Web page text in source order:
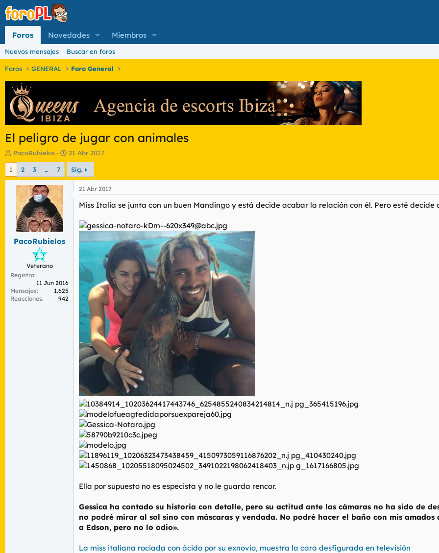
Foros Novedades Miembros
Nuevos mensajes Buscar en foros
Foros GENERAL Foro General
El peligro de jugar con animales
I
n
c
o
d
e
m
PacoRubielos
F
e
c
h
d
21 Abr 2017
1 2 3 … 7 Sig.
PacoRubielos
Veterano
Registro
11 Jun 2016
Mensajes
1.625
Reacciones
942
21 Abr 2017
Miss Italia se junta con un buen Mandingo y está decide acabar la relación con él. Pero esté decide
Ella por supuesto no es especista y no le guarda rencor.
Gessica ha contado su historia con detalle, pero su actitud ante las cámaras no ha sido de
no podré mirar al sol sino con máscaras y vendada. No podré hacer el baño con mis
a Edson, pero no lo odio».
La miss italiana rociada con ácido por su exnovio, muestra la cara desfigurada en televisión